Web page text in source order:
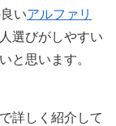
いアルファリ
選びがしやすい
と思います。
で詳しく紹介して